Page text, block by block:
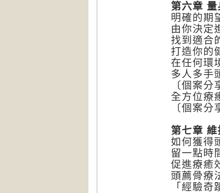
第六章
明確的期
由你決定
找到適合
打造你的
在任何環
多人多手
〔個案
全方位療
〔個案
第七章
如何獲得
留一點時
促進療癒
頭薦骨療
「經驗奇